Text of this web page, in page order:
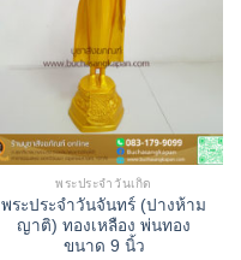
พระประจำวันเกิด
พระประจําวันจันทร์ (ปางห้าม
ญาติ) ทองเหลือง พ่นทอง
ขนาด 9 นิ้ว